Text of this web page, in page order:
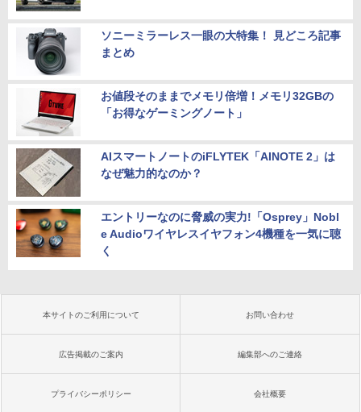
ソニーミラーレス一眼の大特集！ 見どころ記事
まとめ
お値段そのままでメモリ倍増！メモリ32GBの
「お得なゲーミングノート」
AIスマートノートのiFLYTEK「AINOTE 2」は
なぜ魅力的なのか？
エントリーなのに脅威の実力!「Osprey」Nobl
e Audioワイヤレスイヤフォン4機種を一気に聴
く
本サイトのご利用について お問い合わせ
広告掲載のご案内 編集部へのご連絡
プライバシーポリシー 会社概要